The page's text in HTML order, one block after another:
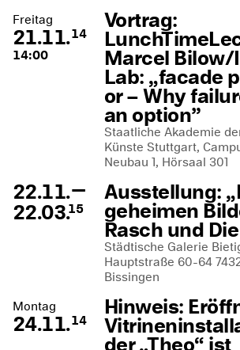
Freitag
21.11.14
14:00
Vortrag:
Marcel Bilow/
Lab: „facade
or – Why
an option”
Staatliche Akademie
Künste Stuttgart,
Neubau 1, Hörsaal 301
22.11.—
22.03.15
Ausstellung:
geheimen
Rasch und
Städtische Galerie
Hauptstraße 60-64
Bissingen
Montag
24.11.14
Hinweis: